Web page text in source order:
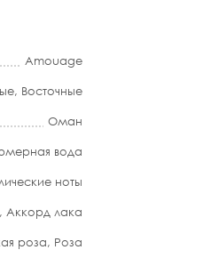
Amouage
, Восточные
Оман
вода
ноты
, Аккорд лака
роза, Роза